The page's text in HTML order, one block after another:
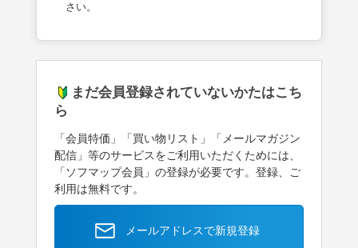
さい。
まだ会員登録されていないかたはこち
ら
「会員特価」「買い物リスト」「メールマガジン
配信」等のサービスをご利用いただくためには、
「ソフマップ会員」の登録が必要です。登録、ご
利用は無料です。
メールアドレスで新規登録